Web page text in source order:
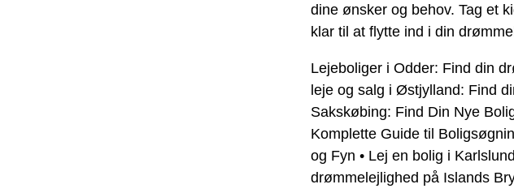
dine ønsker og behov. Tag et
klar til at flytte ind i din
Lejeboliger i Odder: Find din
leje og salg i Østjylland: Find
Sakskøbing: Find Din Nye
Komplette Guide til
og Fyn • Lej en bolig i
drømmelejlighed på Islands